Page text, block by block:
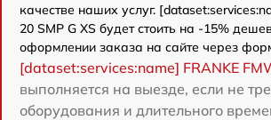
качестве наших услуг.
20 SMP G XS будет стоить на -15%
оформлении заказа на сайте через
[dataset:services:name] FRANKE
выполняется на выезде, если не
оборудования и длительного